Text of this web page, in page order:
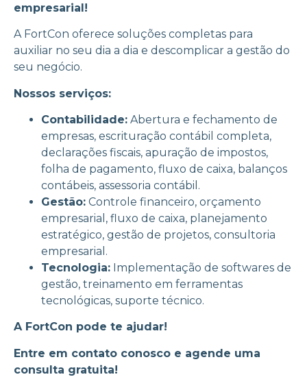
empresarial!
A FortCon oferece soluções completas para
auxiliar no seu dia a dia e descomplicar a gestão do
seu negócio.
Nossos serviços:
Contabilidade: Abertura e fechamento de
empresas, escrituração contábil completa,
declarações fiscais, apuração de impostos,
folha de pagamento, fluxo de caixa, balanços
contábeis, assessoria contábil.
Gestão: Controle financeiro, orçamento
empresarial, fluxo de caixa, planejamento
estratégico, gestão de projetos, consultoria
empresarial.
Tecnologia: Implementação de softwares de
gestão, treinamento em ferramentas
tecnológicas, suporte técnico.
A FortCon pode te ajudar!
Entre em contato conosco e agende uma
consulta gratuita!